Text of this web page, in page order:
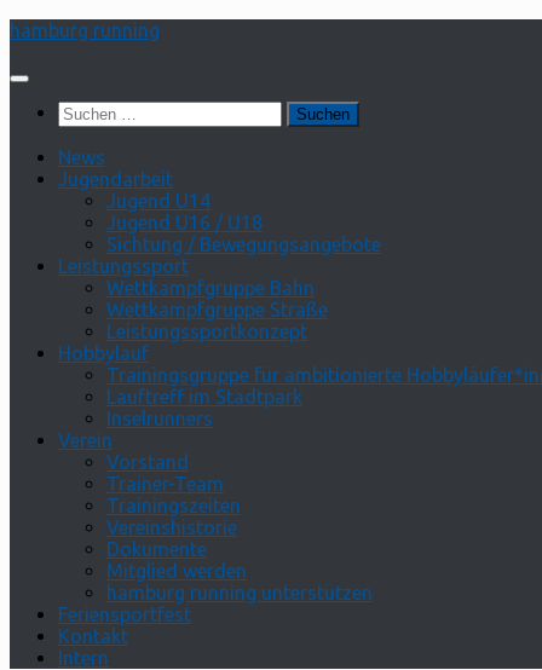
Zum
springen
hamburg running
Suchen
nach:
News
Jugendarbeit
Jugend U14
Jugend U16 / U18
Sichtung / Bewegungsangebote
Leistungssport
Wettkampfgruppe Bahn
Wettkampfgruppe Straße
Leistungssportkonzept
Hobbylauf
Trainingsgruppe für ambitionierte
Lauftreff im Stadtpark
Inselrunners
Verein
Vorstand
Trainer-Team
Trainingszeiten
Vereinshistorie
Dokumente
Mitglied werden
hamburg running unterstützen
Feriensportfest
Kontakt
Intern